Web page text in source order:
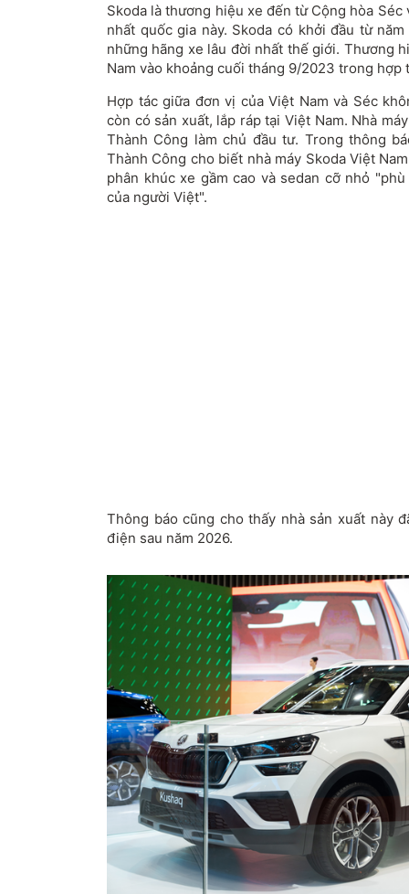
Skoda là thương hiệu xe đến từ Cộng hòa Séc
nhất quốc gia này. Skoda có khởi đầu từ
những hãng xe lâu đời nhất thế giới. Thương
Nam vào khoảng cuối tháng 9/2023 trong hợp
Hợp tác giữa đơn vị của Việt Nam và Séc
còn có sản xuất, lắp ráp tại Việt Nam. Nhà
Thành Công làm chủ đầu tư. Trong thông
Thành Công cho biết nhà máy Skoda Việt
phân khúc xe gầm cao và sedan cỡ nhỏ
của người Việt".
Thông báo cũng cho thấy nhà sản xuất này
điện sau năm 2026.